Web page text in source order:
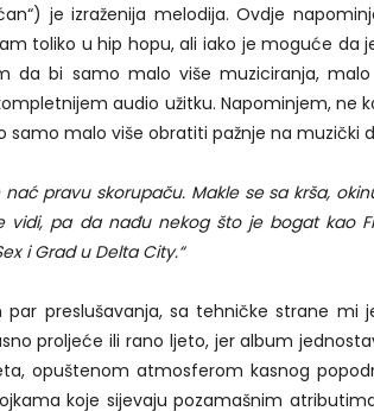
je izraženija melodija. Ovdje
toliko u hip hopu, ali iako je moguće da
da bi samo malo više muziciranja,
audio užitku. Napominjem, ne
samo malo više obratiti pažnje na muzički
nać pravu skorupaču. Makle se sa krša,
vidi, pa da nađu nekog što je bogat kao
i Grad u Delta City.“
par preslušavanja, sa tehničke strane mi
proljeće ili rano ljeto, jer album
opuštenom atmosferom kasnog
koje sijevaju pozamašnim